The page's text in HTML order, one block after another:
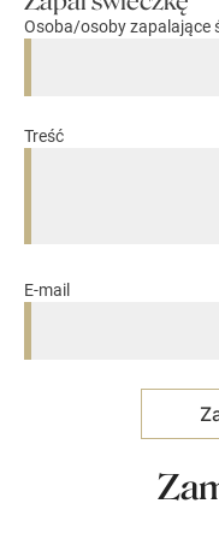
Osoba/osoby zapalające
Treść
E-mail